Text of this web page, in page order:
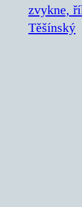
zvykne,
Těšínský